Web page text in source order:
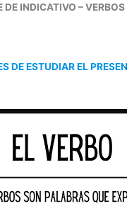
DE INDICATIVO –
DE ESTUDIAR EL